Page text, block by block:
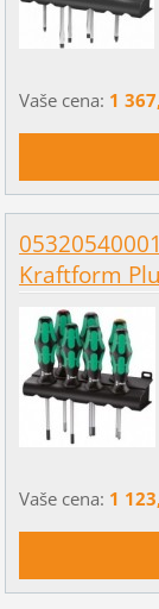
Vaše cena: 1
Kraftform
Vaše cena: 1